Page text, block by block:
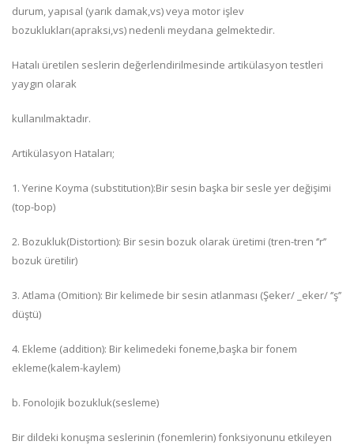
durum, yapısal (yarık damak,vs) veya motor işlev
bozuklukları(apraksi,vs) nedenli meydana gelmektedir.
Hatalı üretilen seslerin değerlendirilmesinde artikülasyon testleri
yaygın olarak
kullanılmaktadır.
Artikülasyon Hataları;
1. Yerine Koyma (substitution):Bir sesin başka bir sesle yer değişimi
(top-bop)
2. Bozukluk(Distortion): Bir sesin bozuk olarak üretimi (tren-tren ‘’r’’
bozuk üretilir)
3. Atlama (Omition): Bir kelimede bir sesin atlanması (Şeker/ _eker/ ‘’ş’’
düştü)
4. Ekleme (addition): Bir kelimedeki foneme,başka bir fonem
ekleme(kalem-kaylem)
b. Fonolojik bozukluk(sesleme)
Bir dildeki konuşma seslerinin (fonemlerin) fonksiyonunu etkileyen